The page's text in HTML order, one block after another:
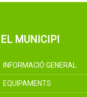
EL MUNICIPI
INFORMACIÓ GENERAL
EQUIPAMENTS